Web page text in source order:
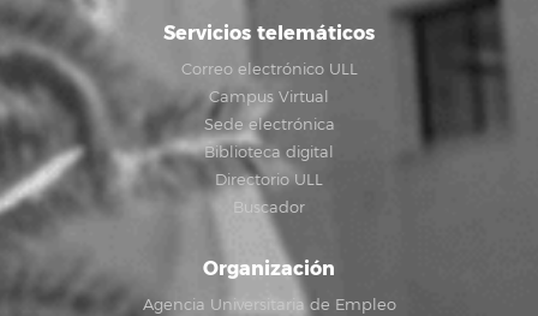
Servicios telemáticos
Correo electrónico ULL
Campus Virtual
Sede electrónica
Biblioteca digital
Directorio ULL
Buscador
Organización
Agencia Universitaria de Empleo